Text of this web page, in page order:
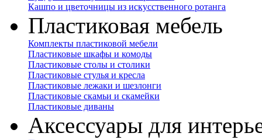
Кашпо и цветочницы из искусственного ротанга
Пластиковая мебель
Комплекты пластиковой мебели
Пластиковые шкафы и комоды
Пластиковые столы и столики
Пластиковые стулья и кресла
Пластиковые лежаки и шезлонги
Пластиковые скамьи и скамейки
Пластиковые диваны
Аксессуары для